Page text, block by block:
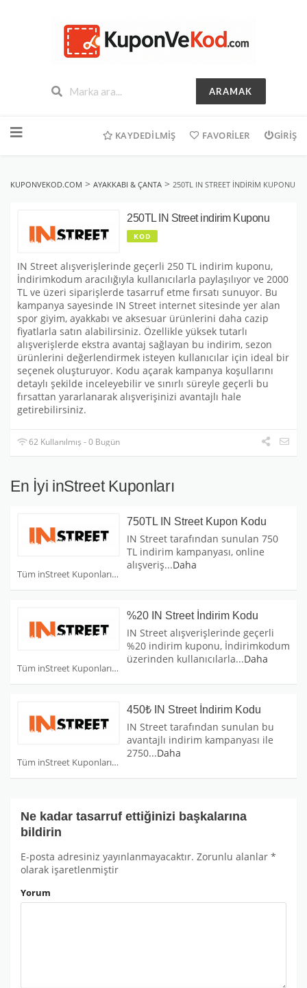
ARAMAK
geç
KAYDEDILMIŞ FAVORILER GIRIŞ
KUPONVEKOD.COM > AYAKKABI & ÇANTA > 250TL IN STREET INDIRIM KUPONU
250TL IN Street indirim Kuponu
KOD
IN Street alışverişlerinde geçerli 250 TL indirim kuponu,
İndirimkodum aracılığıyla kullanıcılarla paylaşılıyor ve 2000
TL ve üzeri siparişlerde tasarruf etme fırsatı sunuyor. Bu
kampanya sayesinde IN Street internet sitesinde yer alan
spor giyim, ayakkabı ve aksesuar ürünlerini daha cazip
fiyatlarla satın alabilirsiniz. Özellikle yüksek tutarlı
alışverişlerde ekstra avantaj sağlayan bu indirim, sezon
ürünlerini değerlendirmek isteyen kullanıcılar için ideal bir
seçenek oluşturuyor. Kodu açarak kampanya koşullarını
detaylı şekilde inceleyebilir ve sınırlı süreyle geçerli bu
fırsattan yararlanarak alışverişinizi avantajlı hale
getirebilirsiniz.
62 Kullanılmış - 0 Bugün
En İyi inStreet Kuponları
Tüm inStreet Kuponları
750TL IN Street Kupon Kodu
IN Street tarafından sunulan 750
TL indirim kampanyası, online
alışveriş...Daha
Tüm inStreet Kuponları
%20 IN Street İndirim Kodu
IN Street alışverişlerinde geçerli
%20 indirim kuponu, İndirimkodum
üzerinden kullanıcılarla...Daha
Tüm inStreet Kuponları
450₺ IN Street İndirim Kodu
IN Street tarafından sunulan bu
avantajlı indirim kampanyası ile
2750...Daha
Ne kadar tasarruf ettiğinizi başkalarına
bildirin
E-posta adresiniz yayınlanmayacaktır. Zorunlu alanlar *
olarak işaretlenmiştir
Yorum